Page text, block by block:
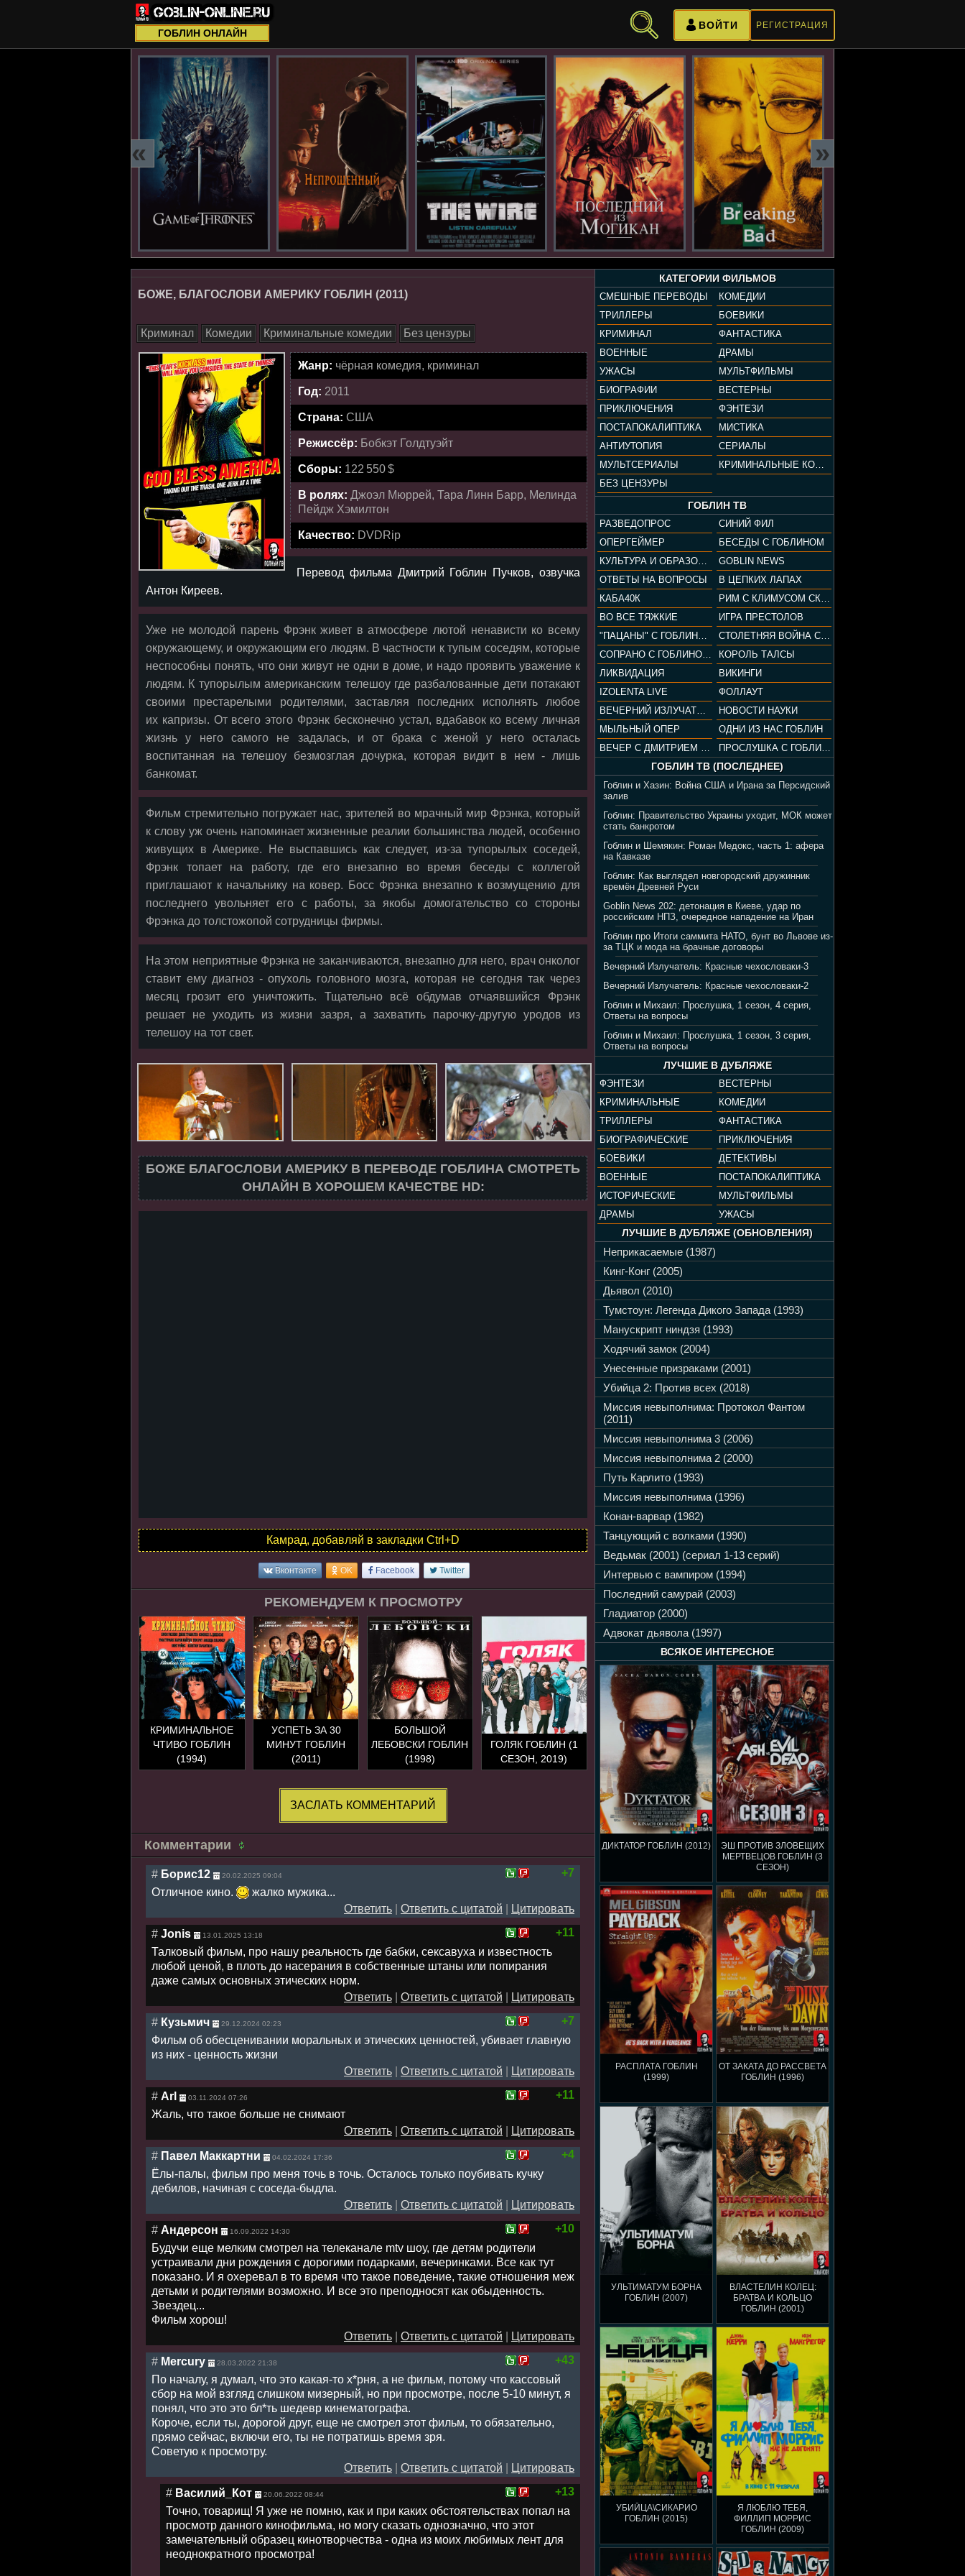
ГОБЛИН ОНЛАЙН
РЕГИСТРАЦИЯ
ВОЙТИ
« »
КАТЕГОРИИ ФИЛЬМОВ
СМЕШНЫЕ ПЕРЕВОДЫ
КОМЕДИИ
ТРИЛЛЕРЫ
БОЕВИКИ
КРИМИНАЛ
ФАНТАСТИКА
ВОЕННЫЕ
ДРАМЫ
УЖАСЫ
МУЛЬТФИЛЬМЫ
БИОГРАФИИ
ВЕСТЕРНЫ
ПРИКЛЮЧЕНИЯ
ФЭНТЕЗИ
ПОСТАПОКАЛИПТИКА
МИСТИКА
АНТИУТОПИЯ
СЕРИАЛЫ
МУЛЬТСЕРИАЛЫ
КРИМИНАЛЬНЫЕ КОМЕДИИ
БЕЗ ЦЕНЗУРЫ
ГОБЛИН ТВ
РАЗВЕДОПРОС
СИНИЙ ФИЛ
ОПЕРГЕЙМЕР
БЕСЕДЫ С ГОБЛИНОМ
КУЛЬТУРА И ОБРАЗОВАНИЕ
GOBLIN NEWS
ОТВЕТЫ НА ВОПРОСЫ
В ЦЕПКИХ ЛАПАХ
КАБА40К
РИМ С КЛИМУСОМ СКАРАБЕУСОМ
ВО ВСЕ ТЯЖКИЕ
ИГРА ПРЕСТОЛОВ
"ПАЦАНЫ" С ГОБЛИНОМ
СТОЛЕТНЯЯ ВОЙНА С КЛИМОМ ЖУКОВЫМ И ГОБЛИНОМ
СОПРАНО С ГОБЛИНОМ (РАЗБОР СЕРИАЛА)
КОРОЛЬ ТАЛСЫ
ЛИКВИДАЦИЯ
ВИКИНГИ
IZOLENTA LIVE
ФОЛЛАУТ
ВЕЧЕРНИЙ ИЗЛУЧАТЕЛЬ
НОВОСТИ НАУКИ
МЫЛЬНЫЙ ОПЕР
ОДНИ ИЗ НАС ГОБЛИН
ВЕЧЕР С ДМИТРИЕМ ПУЧКОВЫМ
ПРОСЛУШКА С ГОБЛИНОМ
ГОБЛИН ТВ (ПОСЛЕДНЕЕ)
Гоблин и Хазин: Война США и Ирана за Персидский
залив
Гоблин: Правительство Украины уходит, МОК может
стать банкротом
Гоблин и Шемякин: Роман Медокс, часть 1: афера
на Кавказе
Гоблин: Как выглядел новгородский дружинник
времён Древней Руси
Goblin News 202: детонация в Киеве, удар по
российским НПЗ, очередное нападение на Иран
Гоблин про Итоги саммита НАТО, бунт во Львове из-
за ТЦК и мода на брачные договоры
Вечерний Излучатель: Красные чехословаки-3
Вечерний Излучатель: Красные чехословаки-2
Гоблин и Михаил: Прослушка, 1 сезон, 4 серия,
Ответы на вопросы
Гоблин и Михаил: Прослушка, 1 сезон, 3 серия,
Ответы на вопросы
ЛУЧШИЕ В ДУБЛЯЖЕ
ФЭНТЕЗИ
ВЕСТЕРНЫ
КРИМИНАЛЬНЫЕ
КОМЕДИИ
ТРИЛЛЕРЫ
ФАНТАСТИКА
БИОГРАФИЧЕСКИЕ
ПРИКЛЮЧЕНИЯ
БОЕВИКИ
ДЕТЕКТИВЫ
ВОЕННЫЕ
ПОСТАПОКАЛИПТИКА
ИСТОРИЧЕСКИЕ
МУЛЬТФИЛЬМЫ
ДРАМЫ
УЖАСЫ
ЛУЧШИЕ В ДУБЛЯЖЕ (ОБНОВЛЕНИЯ)
Неприкасаемые (1987)
Кинг-Конг (2005)
Дьявол (2010)
Тумстоун: Легенда Дикого Запада (1993)
Манускрипт ниндзя (1993)
Ходячий замок (2004)
Унесенные призраками (2001)
Убийца 2: Против всех (2018)
Миссия невыполнима: Протокол Фантом
(2011)
Миссия невыполнима 3 (2006)
Миссия невыполнима 2 (2000)
Путь Карлито (1993)
Миссия невыполнима (1996)
Конан-варвар (1982)
Танцующий с волками (1990)
Ведьмак (2001) (сериал 1-13 серий)
Интервью с вампиром (1994)
Последний самурай (2003)
Гладиатор (2000)
Адвокат дьявола (1997)
ВСЯКОЕ ИНТЕРЕСНОЕ
ДИКТАТОР ГОБЛИН (2012)
ЭШ ПРОТИВ ЗЛОВЕЩИХ
МЕРТВЕЦОВ ГОБЛИН (3
СЕЗОН)
РАСПЛАТА ГОБЛИН
(1999)
ОТ ЗАКАТА ДО РАССВЕТА
ГОБЛИН (1996)
УЛЬТИМАТУМ БОРНА
ГОБЛИН (2007)
ВЛАСТЕЛИН КОЛЕЦ:
БРАТВА И КОЛЬЦО
ГОБЛИН (2001)
УБИЙЦА\СИКАРИО
ГОБЛИН (2015)
Я ЛЮБЛЮ ТЕБЯ,
ФИЛЛИП МОРРИС
ГОБЛИН (2009)
БОЖЕ, БЛАГОСЛОВИ АМЕРИКУ ГОБЛИН (2011)
Криминал Комедии Криминальные комедии Без цензуры
Жанр: чёрная комедия, криминал
Год: 2011
Страна: США
Режиссёр: Бобкэт Голдтуэйт
Сборы: 122 550 $
В ролях: Джоэл Мюррей, Тара Линн Барр, Мелинда
Пейдж Хэмилтон
Качество: DVDRip
Перевод фильма Дмитрий Гоблин Пучков, озвучка
Антон Киреев.
Уже не молодой парень Фрэнк живет в атмосфере лютой ненависти ко всему
окружающему, и окружающим его людям. В частности к тупым соседям, которые
неспособны понять, что они живут не одни в доме, и надо проявить уважение к
людям. К тупорылым американским телешоу где разбалованные дети потакают
своими престарелыми родителями, заставляя последних исполнять любое
их капризы. От всего этого Фрэнк бесконечно устал, вдабавок ко всему личная
жизнь у него самого не задалась, и от брака с женой у него осталась
воспитанная на телешоу безмозглая дочурка, которая видит в нем - лишь
банкомат.
Фильм стремительно погружает нас, зрителей во мрачный мир Фрэнка, который
к слову уж очень напоминает жизненные реалии большинства людей, особенно
живущих в Америке. Не выспавшись как следует, из-за тупорылых соседей,
Фрэнк топает на работу, где его внезапно во время беседы с коллегой
приглашают к начальнику на ковер. Босс Фрэнка внезапно к возмущению для
последнего увольняет его с работы, за якобы домогательство со стороны
Фрэнка до толстожопой сотрудницы фирмы.
На этом неприятные Фрэнка не заканчиваются, внезапно для него, врач онколог
ставит ему диагноз - опухоль головного мозга, которая не сегодня так через
месяц грозит его уничтожить. Тщательно всё обдумав отчаявшийся Фрэнк
решает не уходить из жизни зазря, а захватить парочку-другую уродов из
телешоу на тот свет.
БОЖЕ БЛАГОСЛОВИ АМЕРИКУ В ПЕРЕВОДЕ ГОБЛИНА СМОТРЕТЬ
ОНЛАЙН В ХОРОШЕМ КАЧЕСТВЕ HD:
Камрад, добавляй в закладки Ctrl+D
Вконтакте OK Facebook Twitter
РЕКОМЕНДУЕМ К ПРОСМОТРУ
КРИМИНАЛЬНОЕ
ЧТИВО ГОБЛИН
(1994)
УСПЕТЬ ЗА 30
МИНУТ ГОБЛИН
(2011)
БОЛЬШОЙ
ЛЕБОВСКИ ГОБЛИН
(1998)
ГОЛЯК ГОБЛИН (1
СЕЗОН, 2019)
ЗАСЛАТЬ КОММЕНТАРИЙ
Комментарии
+7
# Борис12 20.02.2025 09:04
Отличное кино.
жалко мужика...
Ответить
Ответить с цитатой
Цитировать
+11
# Jonis 13.01.2025 13:18
Талковый фильм, про нашу реальность где бабки, сексавуха и известность
любой ценой, в плоть до насерания в собственные штаны или попирания
даже самых основных этических норм.
Ответить
Ответить с цитатой
Цитировать
+7
# Кузьмич 29.12.2024 02:23
Фильм об обесценивании моральных и этических ценностей, убивает главную
из них - ценность жизни
Ответить
Ответить с цитатой
Цитировать
+11
# Arl 03.11.2024 07:26
Жаль, что такое больше не снимают
Ответить
Ответить с цитатой
Цитировать
+4
# Павел Маккартни 04.02.2024 17:36
Ёлы-палы, фильм про меня точь в точь. Осталось только поубивать кучку
дебилов, начиная с соседа-быдла.
Ответить
Ответить с цитатой
Цитировать
+10
# Андерсон 16.09.2022 14:30
Будучи еще мелким смотрел на телеканале mtv шоу, где детям родители
устраивали дни рождения с дорогими подарками, вечеринками. Все как тут
показано. И я охеревал в то время что такое поведение, такие отношения меж
детьми и родителями возможно. И все это преподносят как обыденность.
Звездец...
Фильм хорош!
Ответить
Ответить с цитатой
Цитировать
+43
# Mercury 28.03.2022 21:38
По началу, я думал, что это какая-то х*рня, а не фильм, потому что кассовый
сбор на мой взгляд слишком мизерный, но при просмотре, после 5-10 минут, я
понял, что это это бл*ть шедевр кинематографа.
Короче, если ты, дорогой друг, еще не смотрел этот фильм, то обязательно,
прямо сейчас, включи его, ты не потратишь время зря.
Советую к просмотру.
Ответить
Ответить с цитатой
Цитировать
+13
# Василий_Кот 20.06.2022 08:44
Точно, товарищ! Я уже не помню, как и при каких обстоятельствах попал на
просмотр данного кинофильма, но могу сказать однозначно, что этот
замечательный образец кинотворчества - одна из моих любимых лент для
неоднократного просмотра!